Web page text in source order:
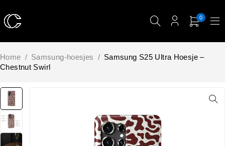
0
Home / Samsung-hoesjes / Samsung S25 Ultra Hoesje –
Chestnut Swirl